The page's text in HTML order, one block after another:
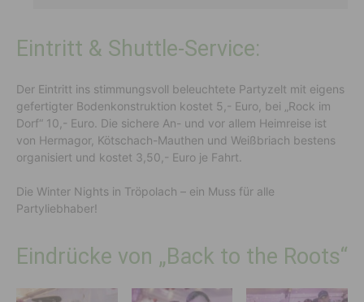
Eintritt & Shuttle-Service:
Der Eintritt ins stimmungsvoll beleuchtete Partyzelt mit eigens
gefertigter Bodenkonstruktion kostet 5,- Euro, bei „Rock im
Dorf“ 10,- Euro. Die sichere An- und vor allem Heimreise ist
von Hermagor, Kötschach-Mauthen und Weißbriach bestens
organisiert und kostet 3,50,- Euro je Fahrt.
Die Winter Nights in Tröpolach – ein Muss für alle
Partyliebhaber!
Eindrücke von „Back to the Roots“